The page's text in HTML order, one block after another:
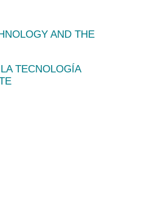
AND THE
TECNOLOGÍA